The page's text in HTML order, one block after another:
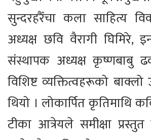
सुन्दरहरैँचा कला साहित्य
अध्यक्ष छवि वैरागी घिमिरे,
संस्थापक अध्यक्ष कृष्णबाबु
विशिष्ट व्यक्तित्वहरूको
थियो । लोकार्पित कृतिमाथि
टीका आत्रेयले समीक्षा